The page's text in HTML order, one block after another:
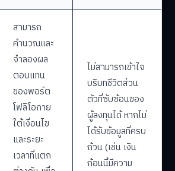
สามารถ
คำนวณและ
จำลองผล
ตอบแทน
ของพอร์ต
โฟลิโอภาย
ใต้เงื่อนไข
และระยะ
เวลาที่แตก
ไม่สามารถเข้าใจ
บริบทชีวิตส่วน
ตัวที่ซับซ้อนของ
ผู้ลงทุนได้ หากไม่
ได้รับข้อมูลที่ครบ
ถ้วน (เช่น เงิน
ก้อนนี้มีความ